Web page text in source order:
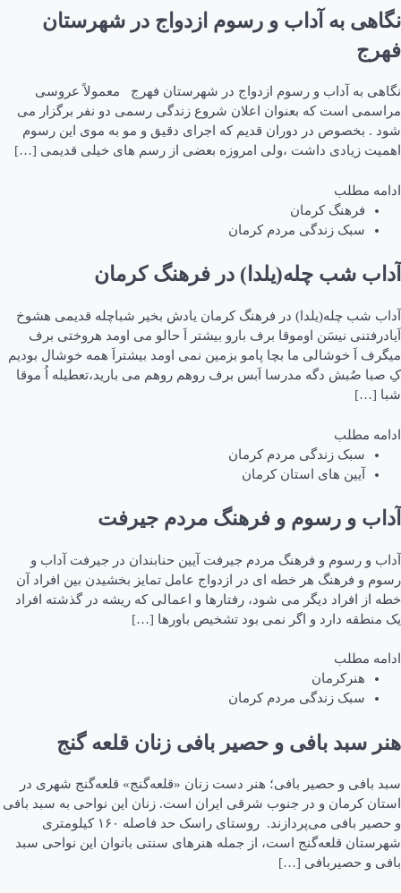
نگاهی به آداب و رسوم ازدواج در شهرستان
فهرج
نگاهی به آداب و رسوم ازدواج در شهرستان فهرج معمولاً عروسی
مراسمی است که بعنوان اعلان شروع زندگی رسمی دو نفر برگزار می
شود . بخصوص در دوران قدیم که اجرای دقیق و مو به موی این رسوم
اهمیت زیادی داشت ،ولی امروزه بعضی از رسم های خیلی قدیمی […]
ادامه مطلب
فرهنگ کرمان
سبک زندگی مردم کرمان
آداب شب چله(یلدا) در فرهنگ کرمان
آداب شب چله(یلدا) در فرهنگ کرمان یادش بخیر شباچله قدیمی هشوخ
اَیادرفتنی نیسَن اوموقا برف بارو بیشتر اَ حالو می اومد هروختی برف
میگرف اَ خوشالی ما بچا پامو بزمین نمی اومد بیشتراَ همه خوشال بودیم
کِ صبا صُبش دگه مدرسا اَبس برف روهم روهم می بارید،تعطیله اُ موقا
شبا […]
ادامه مطلب
سبک زندگی مردم کرمان
آیین های استان کرمان
آداب و رسوم و فرهنگ مردم جیرفت
آداب و رسوم و فرهنگ مردم جیرفت آیین حنابندان در جیرفت آداب و
رسوم و فرهنگ هر خطه ای در ازدواج عامل تمایز بخشیدن بین افراد آن
خطه از افراد دیگر می شود، رفتارها و اعمالی که ریشه در گذشته افراد
یک منطقه دارد و اگر نمی بود تشخیص باورها […]
ادامه مطلب
هنرکرمان
سبک زندگی مردم کرمان
هنر سبد بافی و حصیر بافی زنان قلعه گنج
سبد بافی و حصیر بافی؛ هنر دست زنان «قلعه‌گنج» قلعه‌گنج شهری در
استان کرمان و در جنوب شرقی ایران است. زنان این نواحی به سبد بافی
و حصیر بافی می‌پردازند. روستای راسک حد فاصله ۱۶۰ کیلومتری
شهرستان قلعه‌گنج است، از جمله هنر‌های سنتی بانوان این نواحی سبد
بافی و حصیربافی […]